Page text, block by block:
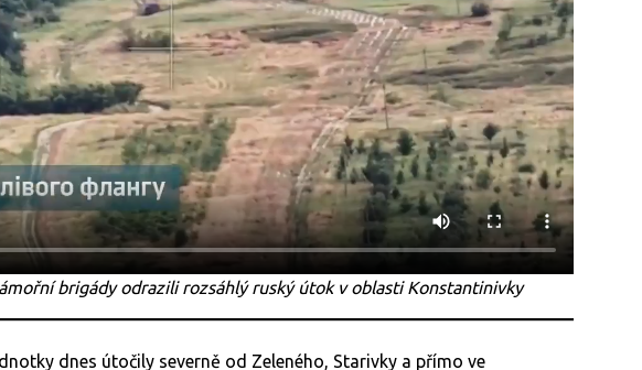
brigády odrazili rozsáhlý ruský útok v oblasti Konstantinivky
dnes útočily severně od Zeleného, Starivky a přímo ve